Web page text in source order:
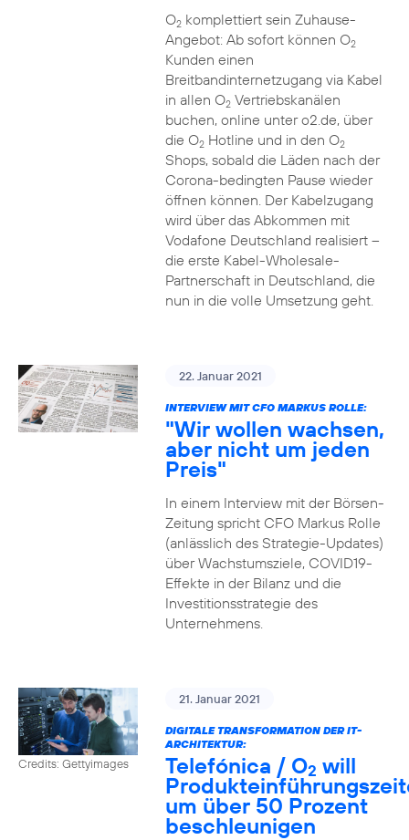
O2komplettiert sein Zuhause-
Angebot: Ab sofort können O2
Kunden einen
Breitbandinternetzugang via Kabel
in allen O2Vertriebskanälen
buchen, online unter o2.de, über
die O2Hotline und in den O2
Shops, sobald die Läden nach der
Corona-bedingten Pause wieder
öffnen können. Der Kabelzugang
wird über das Abkommen mit
Vodafone Deutschland realisiert –
die erste Kabel-Wholesale-
Partnerschaft in Deutschland, die
nun in die volle Umsetzung geht.
22. Januar 2021
INTERVIEW MIT CFO MARKUS ROLLE:
"Wir wollen wachsen,
aber nicht um jeden
Preis"
In einem Interview mit der Börsen-
Zeitung spricht CFO Markus Rolle
(anlässlich des Strategie-Updates)
über Wachstumsziele, COVID19-
Effekte in der Bilanz und die
Investitionsstrategie des
Unternehmens.
Credits: Gettyimages
21. Januar 2021
DIGITALE TRANSFORMATION DER IT-
ARCHITEKTUR:
Telefónica / O2 will
um über 50 Prozent
beschleunigen